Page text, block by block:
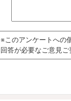
※このアンケートへの
回答が必要なご意見ご